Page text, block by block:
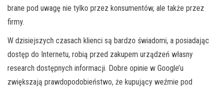
brane pod uwagę nie tylko przez konsumentów, ale także przez
firmy.
W dzisiejszych czasach klienci są bardzo świadomi, a posiadając
dostęp do Internetu, robią przed zakupem urządzeń własny
research dostępnych informacji. Dobre opinie w Google’u
zwiększają prawdopodobieństwo, że kupujący weźmie pod